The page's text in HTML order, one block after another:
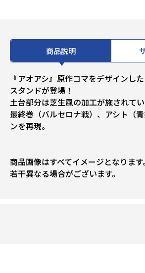
商品説明
『アオアシ』原作コマをデザインし
スタンドが登場！
土台部分は芝生風の加工が施されてい
最終巻（バルセロナ戦）、アシト（
ンを再現。
商品画像はすべてイメージとなりま
若干異なる場合がございます。